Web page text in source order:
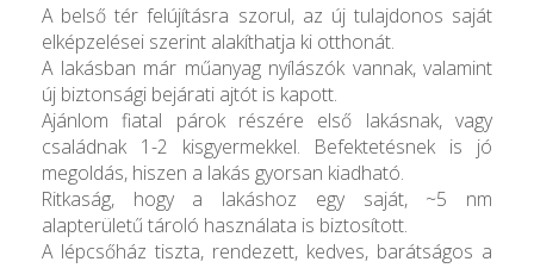
A belső tér felújításra szorul, az új tulajdonos saját
elképzelései szerint alakíthatja ki otthonát.
A lakásban már műanyag nyílászók vannak, valamint
új biztonsági bejárati ajtót is kapott.
Ajánlom fiatal párok részére első lakásnak, vagy
családnak 1-2 kisgyermekkel. Befektetésnek is jó
megoldás, hiszen a lakás gyorsan kiadható.
Ritkaság, hogy a lakáshoz egy saját, ~5 nm
alapterületű tároló használata is biztosított.
A lépcsőház tiszta, rendezett, kedves, barátságos a